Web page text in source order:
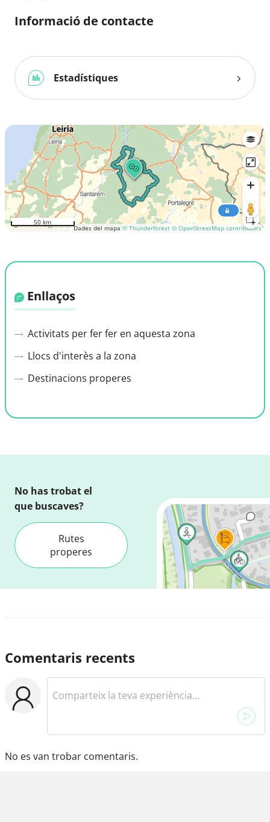
Informació de contacte
Estadístiques
Dades del mapa © Thunderforest © OpenStreetMap contributors
50 km
Enllaços
Activitats per fer fer en aquesta zona
Llocs d'interès a la zona
Destinacions properes
No has trobat el
que buscaves?
Rutes
properes
Comentaris recents
No es van trobar comentaris.